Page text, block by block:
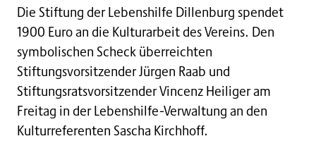
Die Stiftung der Lebenshilfe Dillenburg spendet
1900 Euro an die Kulturarbeit des Vereins. Den
symbolischen Scheck überreichten
Stiftungsvorsitzender Jürgen Raab und
Stiftungsratsvorsitzender Vincenz Heiliger am
Freitag in der Lebenshilfe-Verwaltung an den
Kulturreferenten Sascha Kirchhoff.